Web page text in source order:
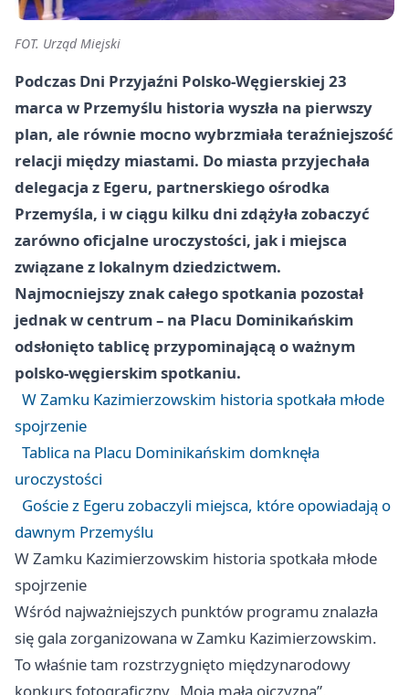
FOT. Urząd Miejski
Podczas Dni Przyjaźni Polsko-Węgierskiej 23
marca w Przemyślu historia wyszła na pierwszy
plan, ale równie mocno wybrzmiała teraźniejszość
relacji między miastami. Do miasta przyjechała
delegacja z Egeru, partnerskiego ośrodka
Przemyśla, i w ciągu kilku dni zdążyła zobaczyć
zarówno oficjalne uroczystości, jak i miejsca
związane z lokalnym dziedzictwem.
Najmocniejszy znak całego spotkania pozostał
jednak w centrum – na Placu Dominikańskim
odsłonięto tablicę przypominającą o ważnym
polsko-węgierskim spotkaniu.
W Zamku Kazimierzowskim historia spotkała młode
spojrzenie
Tablica na Placu Dominikańskim domknęła
uroczystości
Goście z Egeru zobaczyli miejsca, które opowiadają o
dawnym Przemyślu
W Zamku Kazimierzowskim historia spotkała młode
spojrzenie
Wśród najważniejszych punktów programu znalazła
się gala zorganizowana w Zamku Kazimierzowskim.
To właśnie tam rozstrzygnięto międzynarodowy